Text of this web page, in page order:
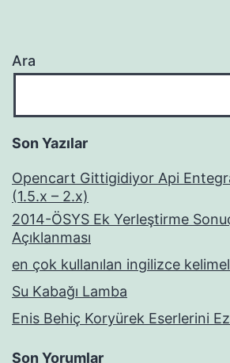
Ara
Son Yazılar
Opencart Gittigidiyor Api
(1.5.x – 2.x)
2014-ÖSYS Ek Yerleştirme
Açıklanması
en çok kullanılan ingilizce
Su Kabağı Lamba
Enis Behiç Koryürek Eserlerini
Son Yorumlar